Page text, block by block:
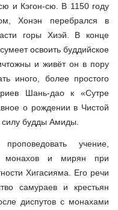
и Кэгон-сю. В 1150 году
Хонэн перебрался в
горы Хиэй. В конце
освоить буддийское
и живёт он в пору
иного, более простого
Шань-дао к «Сутре
о рождении в Чистой
будды Амиды.
учение,
монахов и мирян при
Хигасияма. Его речи
самураев и крестьян
диспутов с монахами